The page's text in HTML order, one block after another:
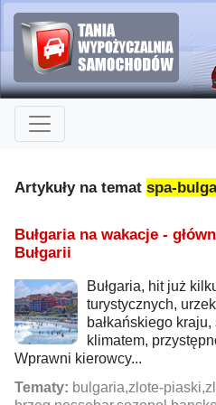
Artykuły na temat spa-
Bułgaria na wakacje -
Bułgarii
Bułgaria, hit już
turystycznych,
bałkańskiego
klimatem,
Wprawni kierowcy...
Tematy: bulgaria,zlote-